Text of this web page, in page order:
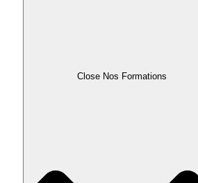
Close Nos Formations